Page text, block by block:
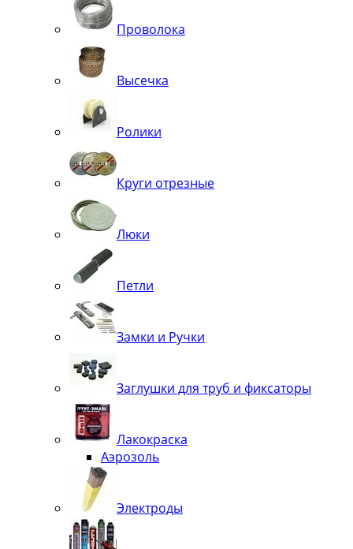
Проволока
Высечка
Ролики
Круги отрезные
Люки
Петли
Замки и Ручки
Заглушки для труб и фиксаторы
Лакокраска
Аэрозоль
Электроды